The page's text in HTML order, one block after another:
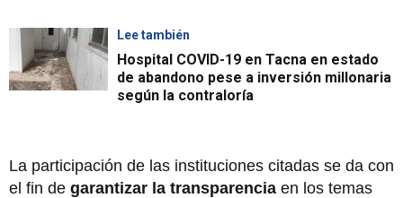
Lee también
Hospital COVID-19 en Tacna en estado
de abandono pese a inversión millonaria
según la contraloría
La participación de las instituciones citadas se da con
el fin de garantizar la transparencia en los temas